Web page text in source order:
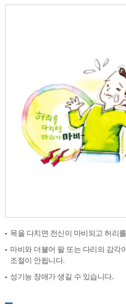
목을 다치면 전신이 마비되고 허리
마비와 더불어 팔 또는 다리의 감각
조절이 안됩니다.
성기능 장애가 생길 수 있습니다.